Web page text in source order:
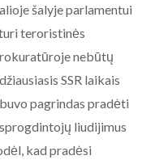
šalyje parlamentui
teroristinės
nebūtų
SSR laikais
pagrindas pradėti
liudijimus
kad pradėsi